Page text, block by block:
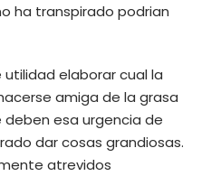
ha transpirado podrian
elaborar cual la
amiga de la grasa
esa urgencia de
dar cosas grandiosas.
atrevidos